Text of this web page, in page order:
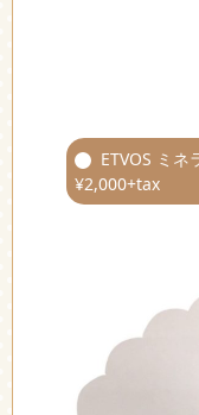
ETVOS ミネ
¥2,000+tax